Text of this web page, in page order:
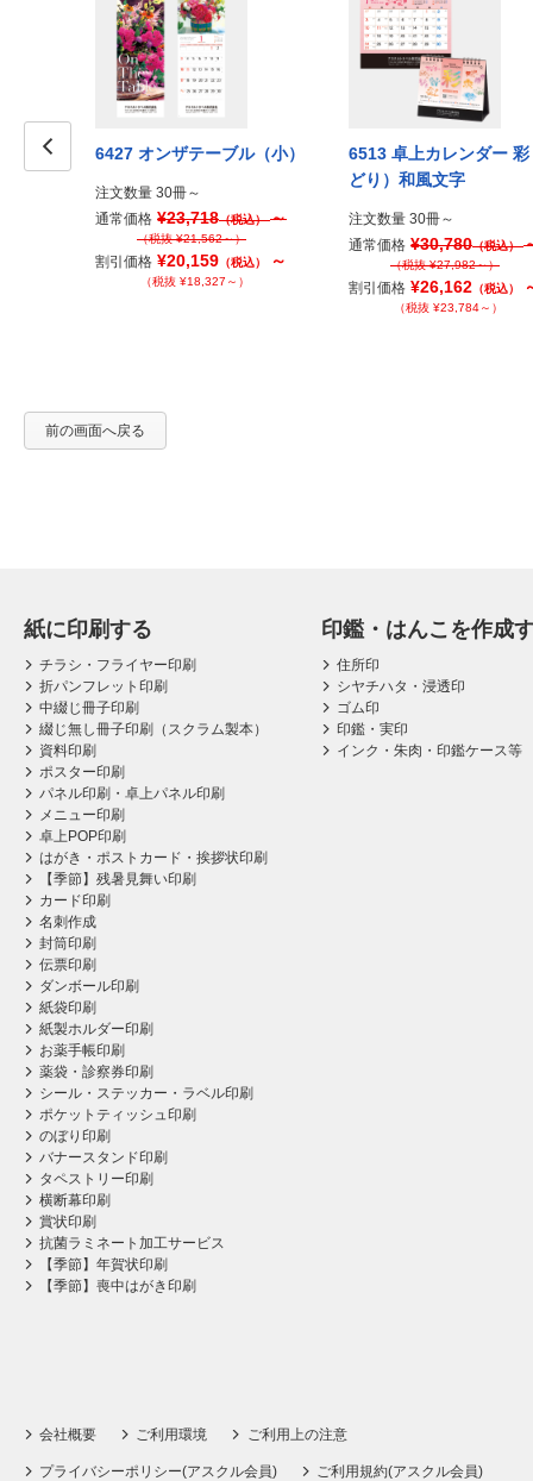
6427 オンザテーブル（小）
注文数量 30冊～
通常価格 ¥23,718（税込）～
（税抜 ¥21,562～）
割引価格 ¥20,159 （税込） ～
（税抜 ¥18,327～）
6513 卓上カレンダー
どり）和風文字
注文数量 30冊～
通常価格 ¥30,780（税込）
（税抜 ¥27,982～）
割引価格 ¥26,162 （税込）
（税抜 ¥23,784～）
前の画面へ戻る
紙に印刷する
チラシ・フライヤー印刷
折パンフレット印刷
中綴じ冊子印刷
綴じ無し冊子印刷（スクラム製本）
資料印刷
ポスター印刷
パネル印刷・卓上パネル印刷
メニュー印刷
卓上POP印刷
はがき・ポストカード・挨拶状印刷
【季節】残暑見舞い印刷
カード印刷
名刺作成
封筒印刷
伝票印刷
ダンボール印刷
紙袋印刷
紙製ホルダー印刷
お薬手帳印刷
薬袋・診察券印刷
シール・ステッカー・ラベル印刷
ポケットティッシュ印刷
のぼり印刷
バナースタンド印刷
タペストリー印刷
横断幕印刷
賞状印刷
抗菌ラミネート加工サービス
【季節】年賀状印刷
【季節】喪中はがき印刷
印鑑・はんこを作成
住所印
シヤチハタ・浸透印
ゴム印
印鑑・実印
インク・朱肉・印鑑ケース等
会社概要 ご利用環境 ご利用上の注意
プライバシーポリシー(アスクル会員) ご利用規約(アスクル会員)